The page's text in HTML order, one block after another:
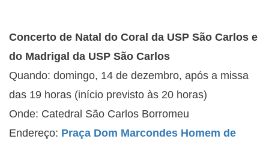
Concerto de Natal do Coral da USP São Carlos e
do Madrigal da USP São Carlos
Quando: domingo, 14 de dezembro, após a missa
das 19 horas (início previsto às 20 horas)
Onde: Catedral São Carlos Borromeu
Endereço: Praça Dom Marcondes Homem de